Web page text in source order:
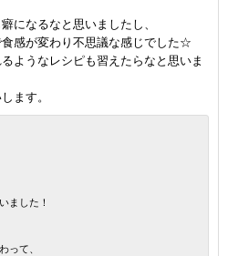
になるなと思いましたし、
感が変わり不思議な感じでした☆
ようなレシピも習えたらなと思いま
ます。
ました！
って、